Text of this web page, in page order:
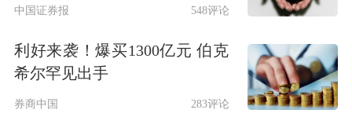
新一轮科技革命和产业变革突飞猛进，
人工智能算力需求呈爆发式增长，全球
低轨卫星星座加速部署，太空算力已成
为新质生产力培育的新高地。国家航天
中国证券报 548评论
利好来袭！爆买1300亿元 伯克
希尔罕见出手
券商中国 283评论